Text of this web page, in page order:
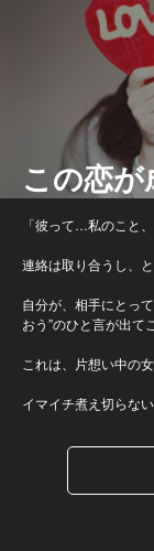
この恋
「彼って…私のこと
連絡は取り合うし、
自分が、相手にとっ
おう”のひと言が出て
これは、片想い中の
イマイチ煮え切らな